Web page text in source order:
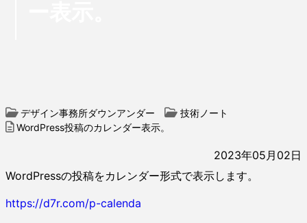
デザイン事務所ダウンアンダー
技術ノート
WordPress投稿のカレンダー表示。
2023年05月02日
WordPressの投稿をカレンダー形式で表示します。
https://d7r.com/p-calenda